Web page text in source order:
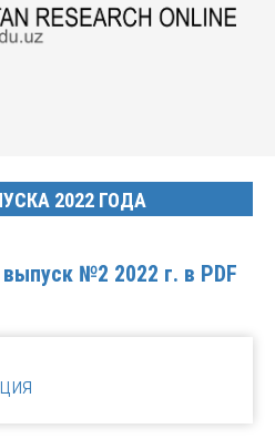
2022 ГОДА
№2 2022 г. в PDF